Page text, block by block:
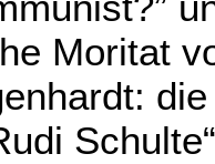
Moritat